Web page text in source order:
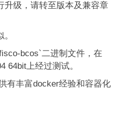
升级，请转至版本及兼容章
bcos`二进制文件，在
64bit上经过测试。
有丰富docker经验和容器化